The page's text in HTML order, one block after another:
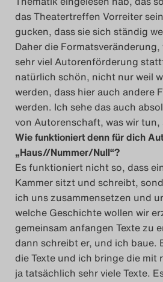
das Theatertreffen Vorreiter
gucken, dass sie sich ständig
Daher die
sehr viel Autorenförderung
natürlich schön, nicht nur weil
werden, dass hier auch andere
werden. Ich sehe das auch
von Autorenschaft, was wir tun,
Wie funktioniert denn für dich
„Haus//Nummer/Null“?
Es funktioniert nicht so, dass
Kammer sitzt und schreibt,
ich uns zusammensetzen und
welche Geschichte wollen wir
gemeinsam anfangen Texte zu
dann schreibt er, und ich baue.
die Texte und ich bringe die mit
ja tatsächlich sehr viele Texte.